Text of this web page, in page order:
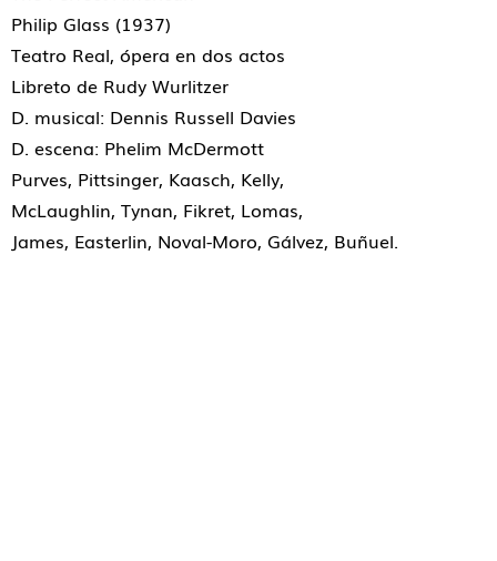
Philip Glass (1937)
Teatro Real, ópera en dos actos
Libreto de Rudy Wurlitzer
D. musical: Dennis Russell Davies
D. escena: Phelim McDermott
Purves, Pittsinger, Kaasch, Kelly,
McLaughlin, Tynan, Fikret, Lomas,
James, Easterlin, Noval-Moro, Gálvez, Buñuel.